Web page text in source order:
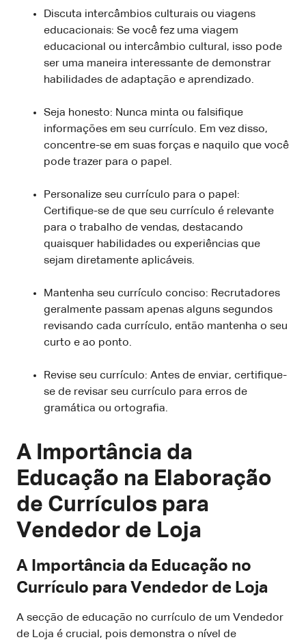
Discuta intercâmbios culturais ou viagens
educacionais: Se você fez uma viagem
educacional ou intercâmbio cultural, isso pode
ser uma maneira interessante de demonstrar
habilidades de adaptação e aprendizado.
Seja honesto: Nunca minta ou falsifique
informações em seu currículo. Em vez disso,
concentre-se em suas forças e naquilo que você
pode trazer para o papel.
Personalize seu currículo para o papel:
Certifique-se de que seu currículo é relevante
para o trabalho de vendas, destacando
quaisquer habilidades ou experiências que
sejam diretamente aplicáveis.
Mantenha seu currículo conciso: Recrutadores
geralmente passam apenas alguns segundos
revisando cada currículo, então mantenha o seu
curto e ao ponto.
Revise seu currículo: Antes de enviar, certifique-
se de revisar seu currículo para erros de
gramática ou ortografia.
A Importância da
Educação na Elaboração
de Currículos para
Vendedor de Loja
A Importância da Educação no
Currículo para Vendedor de Loja
A secção de educação no currículo de um Vendedor
de Loja é crucial, pois demonstra o nível de